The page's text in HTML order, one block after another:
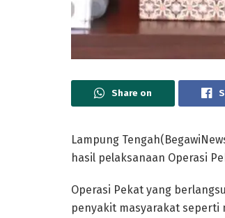
Share on
Lampung
hasil pelaksanaan Operasi
Operasi Pekat yang
penyakit masyarakat seperti